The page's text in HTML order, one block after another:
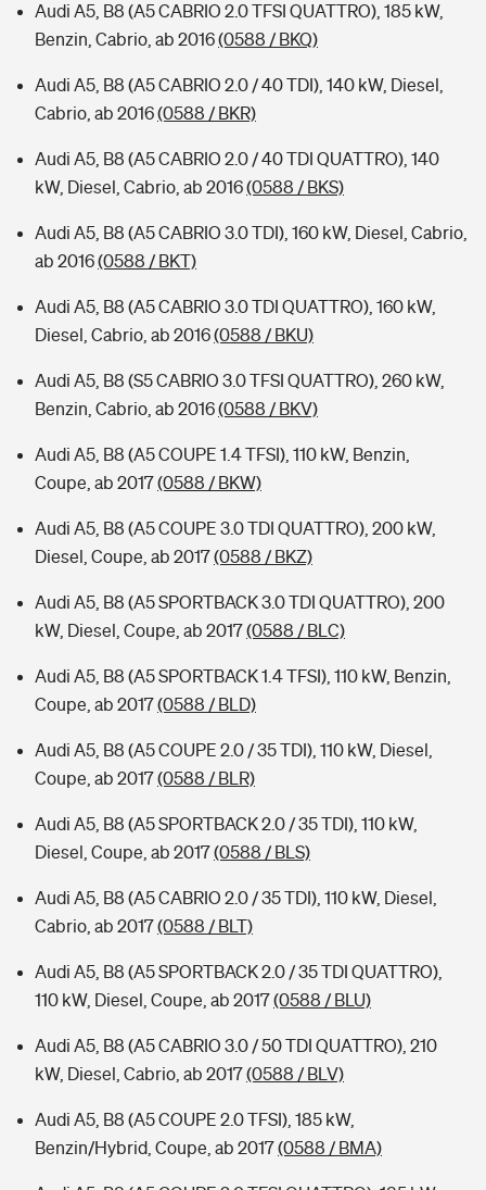
Audi A5, B8 (A5 CABRIO 2.0 TFSI QUATTRO), 185 kW,
Benzin, Cabrio, ab 2016(0588 / BKQ)
Audi A5, B8 (A5 CABRIO 2.0 / 40 TDI), 140 kW, Diesel,
Cabrio, ab 2016(0588 / BKR)
Audi A5, B8 (A5 CABRIO 2.0 / 40 TDI QUATTRO), 140
kW, Diesel, Cabrio, ab 2016(0588 / BKS)
Audi A5, B8 (A5 CABRIO 3.0 TDI), 160 kW, Diesel, Cabrio,
ab 2016(0588 / BKT)
Audi A5, B8 (A5 CABRIO 3.0 TDI QUATTRO), 160 kW,
Diesel, Cabrio, ab 2016(0588 / BKU)
Audi A5, B8 (S5 CABRIO 3.0 TFSI QUATTRO), 260 kW,
Benzin, Cabrio, ab 2016(0588 / BKV)
Audi A5, B8 (A5 COUPE 1.4 TFSI), 110 kW, Benzin,
Coupe, ab 2017(0588 / BKW)
Audi A5, B8 (A5 COUPE 3.0 TDI QUATTRO), 200 kW,
Diesel, Coupe, ab 2017(0588 / BKZ)
Audi A5, B8 (A5 SPORTBACK 3.0 TDI QUATTRO), 200
kW, Diesel, Coupe, ab 2017(0588 / BLC)
Audi A5, B8 (A5 SPORTBACK 1.4 TFSI), 110 kW, Benzin,
Coupe, ab 2017(0588 / BLD)
Audi A5, B8 (A5 COUPE 2.0 / 35 TDI), 110 kW, Diesel,
Coupe, ab 2017(0588 / BLR)
Audi A5, B8 (A5 SPORTBACK 2.0 / 35 TDI), 110 kW,
Diesel, Coupe, ab 2017(0588 / BLS)
Audi A5, B8 (A5 CABRIO 2.0 / 35 TDI), 110 kW, Diesel,
Cabrio, ab 2017(0588 / BLT)
Audi A5, B8 (A5 SPORTBACK 2.0 / 35 TDI QUATTRO),
110 kW, Diesel, Coupe, ab 2017(0588 / BLU)
Audi A5, B8 (A5 CABRIO 3.0 / 50 TDI QUATTRO), 210
kW, Diesel, Cabrio, ab 2017(0588 / BLV)
Audi A5, B8 (A5 COUPE 2.0 TFSI), 185 kW,
Benzin/Hybrid, Coupe, ab 2017(0588 / BMA)